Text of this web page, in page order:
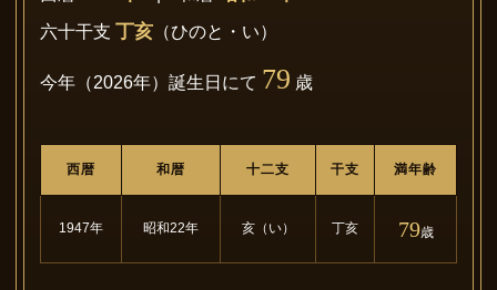
六十干支 丁亥 （ひのと・い）
今年（2026年）誕生日にて 79 歳
西暦 和暦 十二支 干支 満年齢
1947年 昭和22年 亥（い） 丁亥 79歳